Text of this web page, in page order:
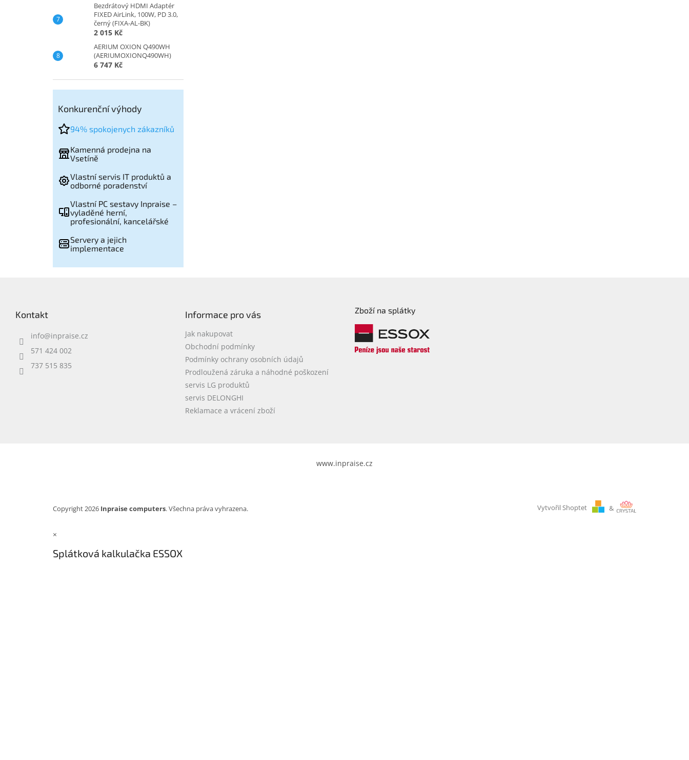
Bezdrátový HDMI Adaptér
FIXED AirLink, 100W, PD 3.0,
černý (FIXA-AL-BK)
2 015 Kč
AERIUM OXION Q490WH
(AERIUMOXIONQ490WH)
6 747 Kč
Konkurenční výhody
94% spokojenych zákazníků
Kamenná prodejna na
Vsetíně
Vlastní servis IT produktů a
odborné poradenství
Vlastní PC sestavy Inpraise –
vyladěné herní,
profesionální, kancelářské
Servery a jejich
implementace
Kontakt
info@inpraise.cz
571 424 002
737 515 835
Informace pro vás
Jak nakupovat
Obchodní podmínky
Podmínky ochrany osobních údajů
Prodloužená záruka a náhodné poškození
servis LG produktů
servis DELONGHI
Reklamace a vrácení zboží
Zboží na splátky
www.inpraise.cz
Vytvořil Shoptet &
Copyright 2026 Inpraise computers. Všechna práva vyhrazena.
×
Splátková kalkulačka ESSOX